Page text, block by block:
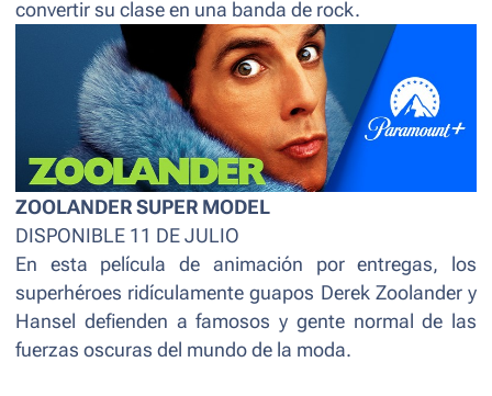
convertir su clase en una banda de rock.
ZOOLANDER SUPER MODEL
DISPONIBLE 11 DE JULIO
En esta película de animación por entregas, los
superhéroes ridículamente guapos Derek Zoolander y
Hansel defienden a famosos y gente normal de las
fuerzas oscuras del mundo de la moda.